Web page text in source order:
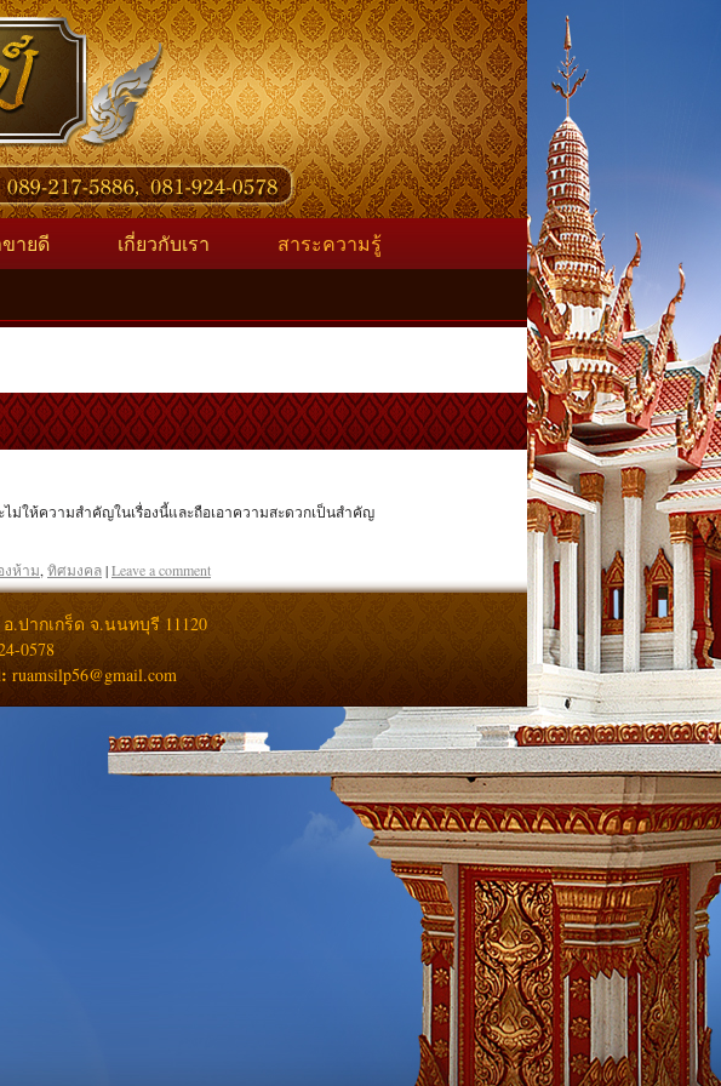
ายดี เกี่ยวกับเรา
สาระความรู้
ม่ให้ความสำคัญในเรื่องนี้และถือเอาความสะดวกเป็นสำคัญ
ห้าม, ทิศมงคล|Leave a comment
.ปากเกร็ด จ.นนทบุรี 11120
0578
ruamsilp56@gmail.com